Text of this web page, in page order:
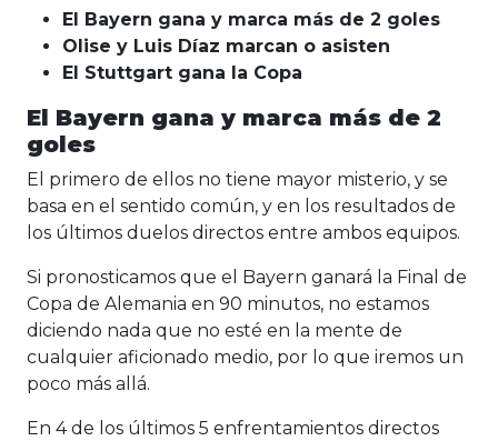
El Bayern gana y marca más de 2 goles
Olise y Luis Díaz marcan o asisten
El Stuttgart gana la Copa
El Bayern gana y marca más de 2
goles
El primero de ellos no tiene mayor misterio, y se
basa en el sentido común, y en los resultados de
los últimos duelos directos entre ambos equipos.
Si pronosticamos que el Bayern ganará la Final de
Copa de Alemania en 90 minutos, no estamos
diciendo nada que no esté en la mente de
cualquier aficionado medio, por lo que iremos un
poco más allá.
En 4 de los últimos 5 enfrentamientos directos